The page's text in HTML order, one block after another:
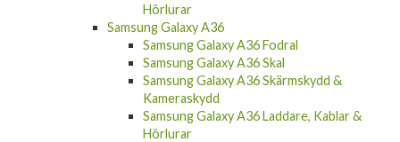
Hörlurar
Samsung Galaxy A36
Samsung Galaxy A36 Fodral
Samsung Galaxy A36 Skal
Samsung Galaxy A36 Skärmskydd &
Kameraskydd
Samsung Galaxy A36 Laddare, Kablar &
Hörlurar